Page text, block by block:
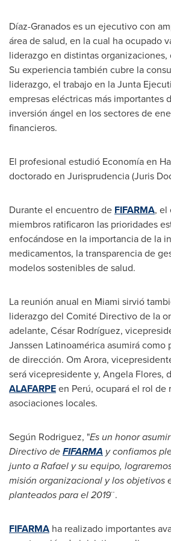
Díaz-Granados es un ejecutivo con
área de salud, en la cual ha ocupado
liderazgo en distintas organizaciones,
Su experiencia también cubre la
liderazgo, el trabajo en la Junta
empresas eléctricas más importantes
inversión ángel en los sectores de
financieros.
El profesional estudió Economía en
doctorado en Jurisprudencia (Juris
Durante el encuentro de FIFARMA, el
miembros ratificaron las prioridades
enfocándose en la importancia de la
medicamentos, la transparencia de
modelos sostenibles de salud.
La reunión anual en Miami sirvió
liderazgo del Comité Directivo de la
adelante, César Rodríguez,
Janssen Latinoamérica asumirá
de dirección. Om Arora,
será vicepresidente y, Angela Flores,
ALAFARPEen Perú, ocupará el rol de
asociaciones locales.
Según Rodriguez, "Es un honor
Directivo deFIFARMA y confiamos
junto a Rafael y su equipo,
misión organizacional y los objetivos
planteados para el 2019¨.
FIFARMA ha realizado importantes